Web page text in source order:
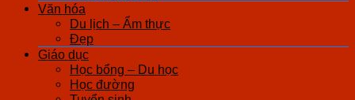
Văn hóa
Du lịch – Ẩm thực
Đẹp
Giáo dục
Học bổng – Du học
Học đường